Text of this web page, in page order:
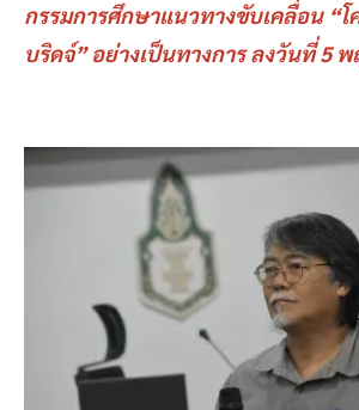
กรรมการศึกษาแนวทางขับเคลื่อน “โ
บริดจ์” อย่างเป็นทางการ ลงวันที่ 5